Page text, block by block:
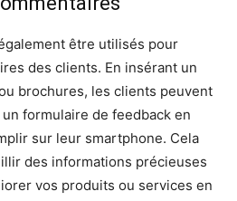
être utilisés pour
des clients. En insérant un
brochures, les clients peuvent
formulaire de feedback en
sur leur smartphone. Cela
des informations précieuses
vos produits ou services en